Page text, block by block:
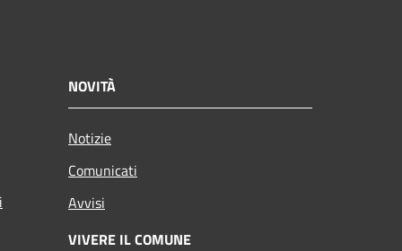
NOVITÀ
Notizie
Comunicati
Avvisi
VIVERE IL COMUNE